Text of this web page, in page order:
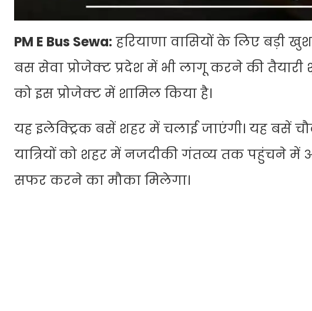
PM E Bus Sewa: हरियाणा वासियों के लिए बड़ी
बस सेवा प्रोजेक्ट प्रदेश में भी लागू करने की
को इस प्रोजेक्ट में शामिल किया है।
यह इलेक्ट्रिक बसें शहर में चलाई जाएंगी। यह बसें
यात्रियों को शहर में नजदीकी गंतव्य तक पहुंचने में
सफर करने का मौका मिलेगा।